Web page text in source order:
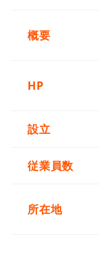
概要
HP
設立
従業員数
所在地